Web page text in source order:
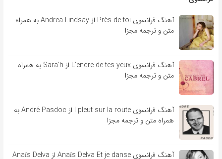
آهنگ فرانسوی Près de toi از Andrea Lindsay به همراه
متن و ترجمه مجزا
آهنگ فرانسوی L’encre de tes yeux از Sara’h به همراه
متن و ترجمه مجزا
آهنگ فرانسوی l pleut sur la route از André Pasdoc به
همراه متن و ترجمه مجزا
آهنگ فرانسوی Anaïs Delva Et je danse از Anaïs Delva